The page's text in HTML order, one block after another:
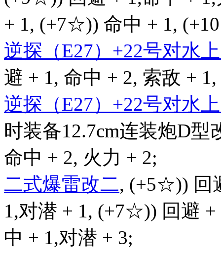
+ 1, (+7☆)) 命中 + 1,
逆探（E27）+22号对水
避 + 1, 命中 + 2, 索敌 +
逆探（E27）+22号对水
时装备12.7cm连装炮D型
命中 + 2, 火力 + 2;
二式爆雷改二, (+5☆)) 回
1,对潜 + 1, (+7☆)) 回避
中 + 1,对潜 + 3;